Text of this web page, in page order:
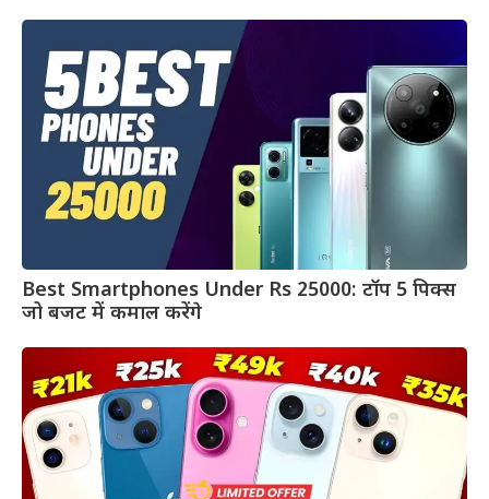
Best Smartphones Under Rs 25000: टॉप 5 पिक्स
जो बजट में कमाल करेंगे